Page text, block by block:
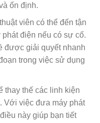
ổn định.
viên có thể đến tận
điện nếu có sự cố.
được giải quyết nhanh
trong việc sử dụng
thay thế các linh kiện
Với việc đưa máy phát
này giúp bạn tiết